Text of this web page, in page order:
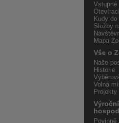
Vstupné
Kudy do
Služby
Mapa
Vše o
Naše
Historie
Volná
Projekty
Povinně